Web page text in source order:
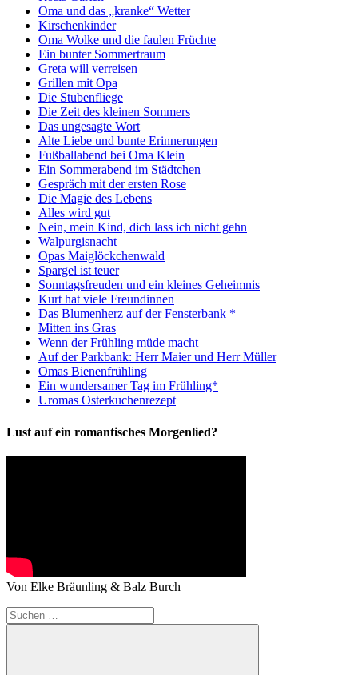
Oma und das „kranke“ Wetter
Kirschenkinder
Oma Wolke und die faulen Früchte
Ein bunter Sommertraum
Greta will verreisen
Grillen mit Opa
Die Stubenfliege
Die Zeit des kleinen Sommers
Das ungesagte Wort
Alte Liebe und bunte Erinnerungen
Fußballabend bei Oma Klein
Ein Sommerabend im Städtchen
Gespräch mit der ersten Rose
Die Magie des Lebens
Alles wird gut
Nein, mein Kind, dich lass ich nicht gehn
Walpurgisnacht
Opas Maiglöckchenwald
Spargel ist teuer
Sonntagsfreuden und ein kleines Geheimnis
Kurt hat viele Freundinnen
Das Blumenherz auf der Fensterbank *
Mitten ins Gras
Wenn der Frühling müde macht
Auf der Parkbank: Herr Maier und Herr Müller
Omas Bienenfrühling
Ein wundersamer Tag im Frühling*
Uromas Osterkuchenrezept
Lust auf ein romantisches Morgenlied?
Von Elke Bräunling & Balz Burch
Suchen
nach: